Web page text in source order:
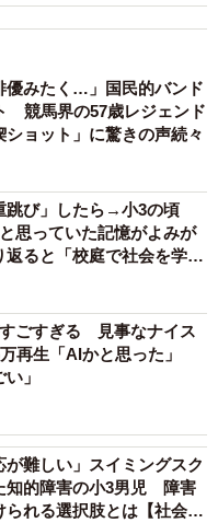
優みたく…」国民的バンド
競馬界の57歳レジェンド
ショット」に驚きの声続々
跳び」したら→小3の頃
思っていた記憶がよみが
ると「校庭で社会を学ん
ごすぎる 見事なナイス
再生「AIかと思った」
」
が難しい」スイミングスク
知的障害の小3男児 障害
られる選択肢とは【社会福